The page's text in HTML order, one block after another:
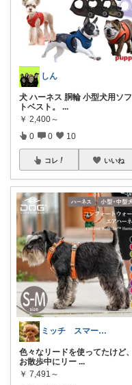
しん
犬 ハーネス 胴輪 小型犬用ソフ
トベスト。
...
￥ 2,400～
0 0 10
コレ いいね
ミッチ スマート収納と愛犬ケア
色々なリードを使ってたけど、
お散歩中にリー ...
￥ 7,491～